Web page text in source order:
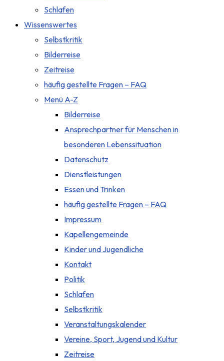
Schlafen
Wissenswertes
Selbstkritik
Bilderreise
Zeitreise
häufig gestellte Fragen – FAQ
Menü A-Z
Bilderreise
Ansprechpartner für Menschen in
besonderen Lebenssituation
Datenschutz
Dienstleistungen
Essen und Trinken
häufig gestellte Fragen – FAQ
Impressum
Kapellengemeinde
Kinder und Jugendliche
Kontakt
Politik
Schlafen
Selbstkritik
Veranstaltungskalender
Vereine, Sport, Jugend und Kultur
Zeitreise